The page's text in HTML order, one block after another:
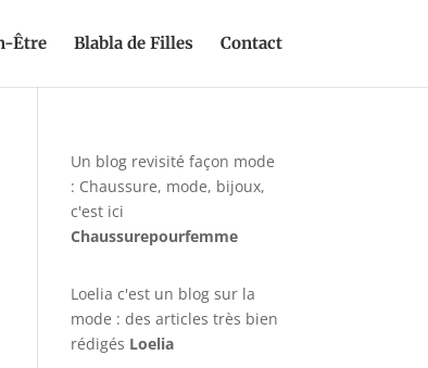
Être Blabla de Filles Contact
Un blog revisité façon mode
: Chaussure, mode, bijoux,
c'est ici
Chaussurepourfemme
Loelia c'est un blog sur la
mode : des articles très bien
rédigés Loelia